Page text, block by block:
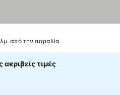
από την παραλία
ακριβείς τιμές